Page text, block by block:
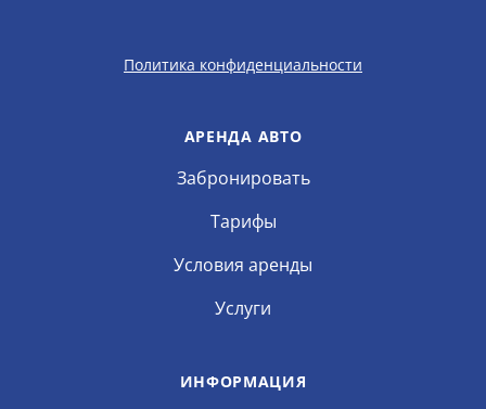
Политика конфиденциальности
АРЕНДА АВТО
Забронировать
Тарифы
Условия аренды
Услуги
ИНФОРМАЦИЯ